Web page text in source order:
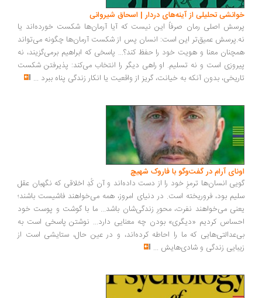
خوانشی تحلیلی از آینه‌های دردار | اسحاق شیروانی
پرسش اصلی رمان صرفاً این نیست که آیا آرمان‌ها شکست خورده‌اند یا
نه.پرسش عمیق‌تر این است: انسان پس از شکست آرمان‌ها چگونه می‌تواند
همچنان معنا و هویت خود را حفظ کند؟... پاسخی که ابراهیم برمی‌گزیند، نه
پیروزی است و نه تسلیم. او راهی دیگر را انتخاب می‌کند: پذیرفتن شکست
تاریخی، بدون آنکه به خیانت، گریز از واقعیت یا انکار زندگی پناه ببرد ...
اونای آرام در گفت‌وگو با فاروک شهیچ‭
گویی انسان‌ها ترمزِ خود را از دست داده‌اند و آن کُدِ اخلاقی که نگهبان عقل
سلیم بود، فروریخته است. در دنیای امروز، همه می‌خواهند فاشیست باشند؛
یعنی می‌خواهند نفرت، محورِ زندگی‌شان باشد... ما با گوشت و پوست خود
احساس کردیم «دیگری» بودن چه معنایی دارد... نوشتن پاسخی است به
بی‌عدالتی‌هایی که ما را احاطه کرده‌اند، و در عین حال، ستایشی است از
زیبایی زندگی و شادی‌هایش ...